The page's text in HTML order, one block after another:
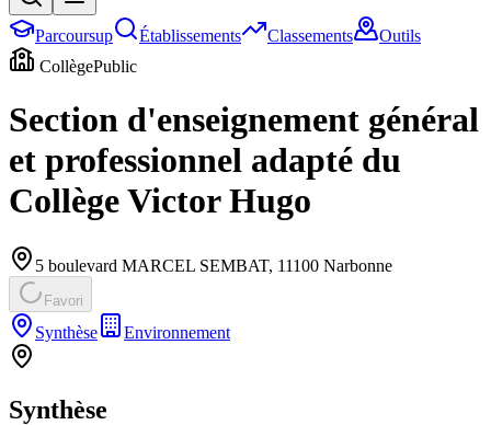
Parcoursup Établissements Classements
Outils
CollègePublic
Section d'enseignement général
et professionnel adapté du
Collège Victor Hugo
5 boulevard MARCEL SEMBAT, 11100 Narbonne
Favori
Synthèse Environnement
Synthèse